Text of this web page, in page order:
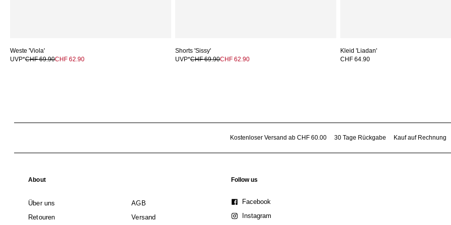
Weste 'Viola'
UVP*CHF 69.90CHF 62.90
Shorts 'Sissy'
UVP*CHF 69.90CHF 62.90
Kleid 'Liadan'
CHF 64.90
Kostenloser Versand ab CHF 60.00 30 Tage Rückgabe Kauf auf Rechnung
About
Über uns
AGB
Retouren
Versand
Follow us
Facebook
Instagram